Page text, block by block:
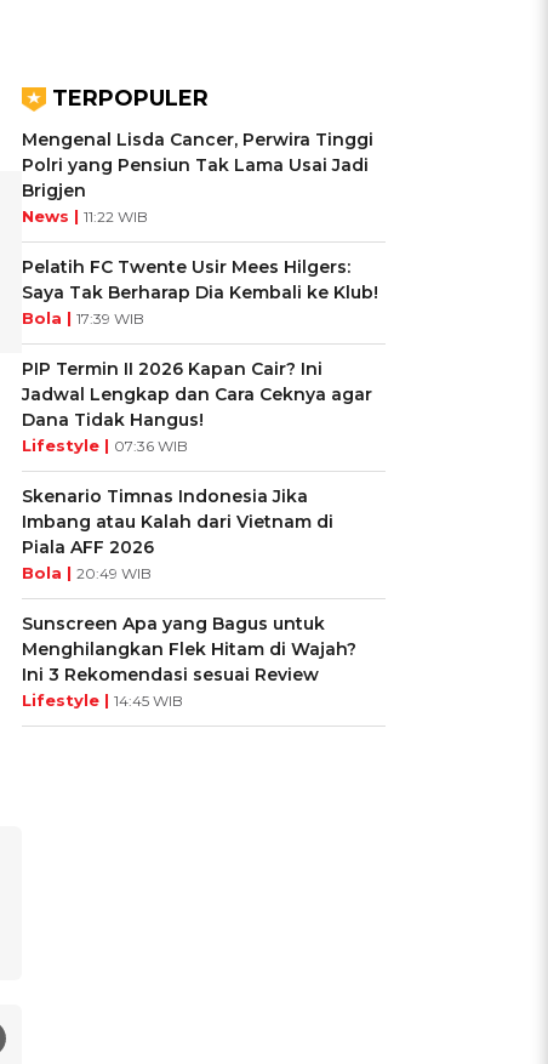
TERPOPULER
Mengenal Lisda Cancer, Perwira Tinggi
Polri yang Pensiun Tak Lama Usai Jadi
Brigjen
News | 11:22 WIB
Pelatih FC Twente Usir Mees Hilgers:
Saya Tak Berharap Dia Kembali ke Klub!
Bola | 17:39 WIB
PIP Termin II 2026 Kapan Cair? Ini
Jadwal Lengkap dan Cara Ceknya agar
Dana Tidak Hangus!
Lifestyle | 07:36 WIB
Skenario Timnas Indonesia Jika
Imbang atau Kalah dari Vietnam di
Piala AFF 2026
Bola | 20:49 WIB
Sunscreen Apa yang Bagus untuk
Menghilangkan Flek Hitam di Wajah?
Ini 3 Rekomendasi sesuai Review
Lifestyle | 14:45 WIB